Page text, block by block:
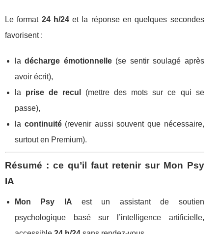
Le format 24 h/24et la réponse en quelques secondes
favorisent :
ladécharge émotionnelle(se sentir soulagé après
avoir écrit),
la prise de recul
(mettre des mots sur ce qui se
passe),
la continuité(revenir aussi souvent que nécessaire,
surtout en Premium).
Résumé : ce qu’il faut retenir sur Mon Psy
IA
Mon Psy IA est un assistant de soutien
psychologique basé sur l’intelligence artificielle,